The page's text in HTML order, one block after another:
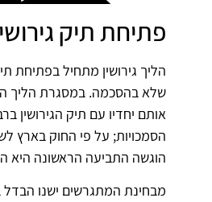
פתיחת תיק
הליך גירושין מתחיל בפתיחת
שלא בהסכמה. במסגרת הליך
אותם יחדיו עם תיק הגירושין
הסמכויות; על פי החוק בארץ
הוגשה התביעה הראשונה היא
מבחינת המתגרשים ישנו הבדל